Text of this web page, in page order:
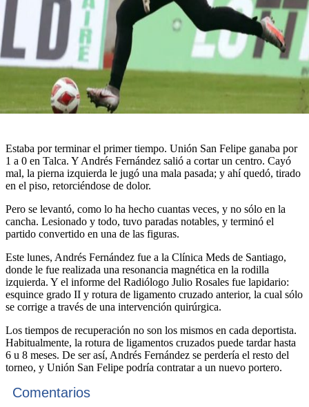
Estaba por terminar el primer tiempo. Unión San Felipe ganaba por
1 a 0 en Talca. Y Andrés Fernández salió a cortar un centro. Cayó
mal, la pierna izquierda le jugó una mala pasada; y ahí quedó, tirado
en el piso, retorciéndose de dolor.
Pero se levantó, como lo ha hecho cuantas veces, y no sólo en la
cancha. Lesionado y todo, tuvo paradas notables, y terminó el
partido convertido en una de las figuras.
Este lunes, Andrés Fernández fue a la Clínica Meds de Santiago,
donde le fue realizada una resonancia magnética en la rodilla
izquierda. Y el informe del Radiólogo Julio Rosales fue lapidario:
esquince grado II y rotura de ligamento cruzado anterior, la cual sólo
se corrige a través de una intervención quirúrgica.
Los tiempos de recuperación no son los mismos en cada deportista.
Habitualmente, la rotura de ligamentos cruzados puede tardar hasta
6 u 8 meses. De ser así, Andrés Fernández se perdería el resto del
torneo, y Unión San Felipe podría contratar a un nuevo portero.
Comentarios